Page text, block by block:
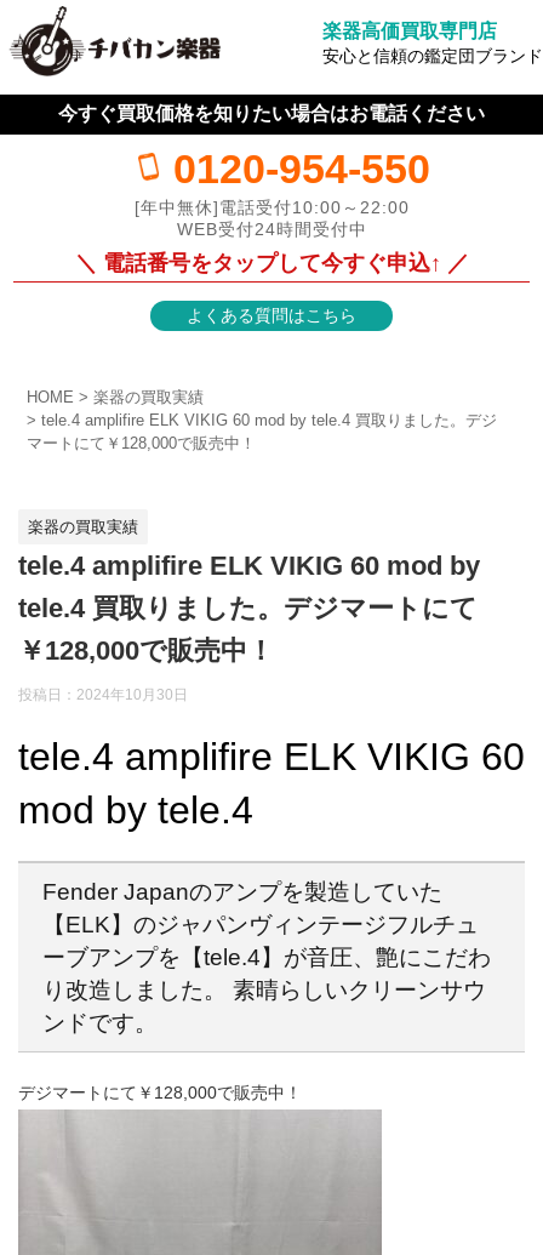
楽器高価買取専門店
安心と信頼の鑑定団ブランド
今すぐ買取価格を知りたい場合はお電話ください
0120-954-550
[年中無休]電話受付10:00～22:00
WEB受付24時間受付中
＼ 電話番号をタップして今すぐ申込↑ ／
よくある質問はこちら
HOME
楽器の買取実績
tele.4 amplifire ELK VIKIG 60 mod by tele.4 買取りました。デジ
マートにて￥128,000で販売中！
楽器の買取実績
tele.4 amplifire ELK VIKIG 60 mod by
tele.4 買取りました。デジマートにて
￥128,000で販売中！
投稿日：2024年10月30日
tele.4 amplifire ELK VIKIG 60
mod by tele.4
Fender Japanのアンプを製造していた
【ELK】のジャパンヴィンテージフルチュ
ーブアンプを【tele.4】が音圧、艶にこだわ
り改造しました。 素晴らしいクリーンサウ
ンドです。
デジマートにて￥128,000で販売中！